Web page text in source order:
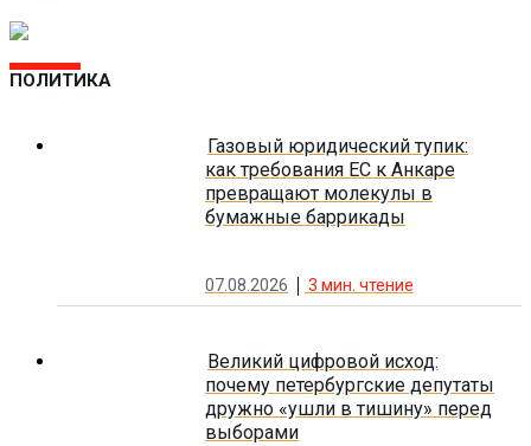
ПОЛИТИКА
Газовый юридический тупик:
как требования ЕС к Анкаре
превращают молекулы в
бумажные баррикады
07.08.2026 3 мин. чтение
Великий цифровой исход:
почему петербургские депутаты
дружно «ушли в тишину» перед
выборами